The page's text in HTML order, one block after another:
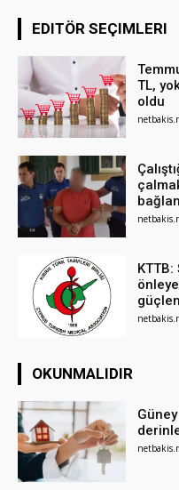
EDITÖR SEÇIMLERI
TL,
oldu
OKUNMALIDIR